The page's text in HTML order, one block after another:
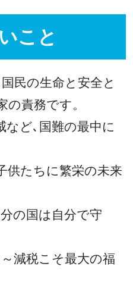
こと
民の生命と安全と
の責務です。
など､国難の最中に
供たちに繁栄の未来
の国は自分で守
減税こそ最大の福